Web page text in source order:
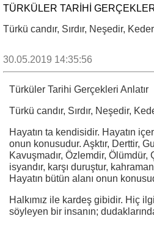
TÜRKÜLER TARIHI
Türkü candır, Sırdır, Neşedir,
30.05.2019 14:35:56
Türküler Tarihi Gerçekleri Anlatır
Türkü candır, Sırdır, Neşedir,
Hayatın ta kendisidir. Hayatın
onun konusudur. Aşktır, Derttir,
Kavuşmadır, Özlemdir, Ölümdür,
isyandır, karşı duruştur,
Hayatın bütün alanı onun
Halkımız ile kardeş gibidir. Hiç
söyleyen bir insanın;